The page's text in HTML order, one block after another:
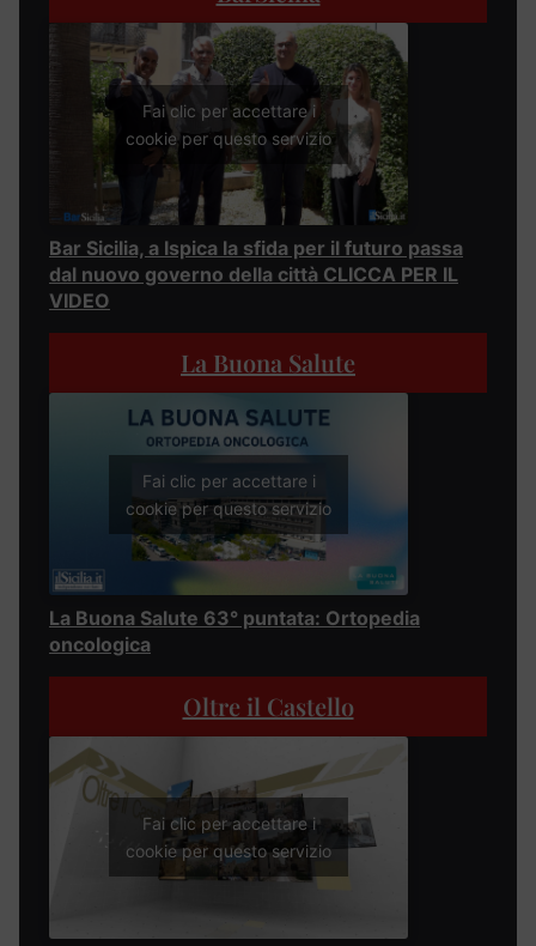
Fai clic per accettare i
cookie per questo servizio
Bar Sicilia, a Ispica la sfida per il futuro passa
dal nuovo governo della città CLICCA PER IL
VIDEO
La Buona Salute
Fai clic per accettare i
cookie per questo servizio
La Buona Salute 63° puntata: Ortopedia
oncologica
Oltre il Castello
Fai clic per accettare i
cookie per questo servizio